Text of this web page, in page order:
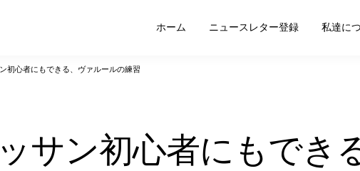
ホーム ニュースレター登録 私達に
初心者にもできる、ヴァルールの練習
サン初心者にもでき